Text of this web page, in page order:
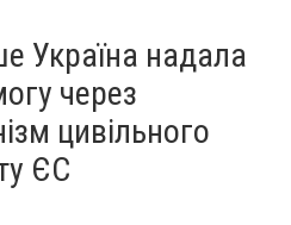
Україна надала
через
цивільного
ЄС